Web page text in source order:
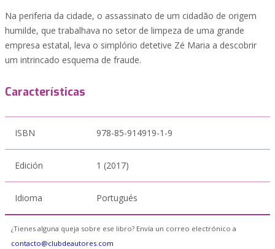
Na periferia da cidade, o assassinato de um cidadão de origem
humilde, que trabalhava no setor de limpeza de uma grande
empresa estatal, leva o simplório detetive Zé Maria a descobrir
um intrincado esquema de fraude.
Características
ISBN 978-85-914919-1-9
Edición 1 (2017)
Idioma Portugués
¿Tienes alguna queja sobre ese libro? Envía un correo electrónico a
contacto@clubdeautores.com